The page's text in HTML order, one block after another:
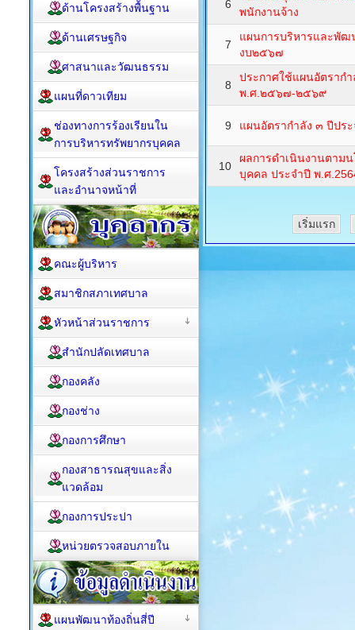
6
พนักงานจ้าง
7
แผนการบริหารและพัฒ
งบ๒๕๖๗
8
ประกาศใช้แผนอัตราก
พ.ศ.๒๕๖๗-๒๕๖๙
9 แผนอัตรากำลัง ๓ ปีป
10
ผลการดำเนินงานตาม
บุคคล ประจำปี พ.ศ
เริ่มแรก
ด้านโครงสร้างพื้นฐาน
ด้านเศรษฐกิจ
ศาสนาและวัฒนธรรม
แผนที่ดาวเทียม
ช่องทางการร้องเรียนใน
การบริหารทรัพยากรบุคคล
โครงสร้างส่วนราชการ
และอำนาจหน้าที่
คณะผู้บริหาร
สมาชิกสภาเทศบาล
หัวหน้าส่วนราชการ
สำนักปลัดเทศบาล
กองคลัง
กองช่าง
กองการศึกษา
กองสาธารณสุขและสิ่ง
แวดล้อม
กองการประปา
หน่วยตรวจสอบภายใน
แผนพัฒนาท้องถิ่นสี่ปี